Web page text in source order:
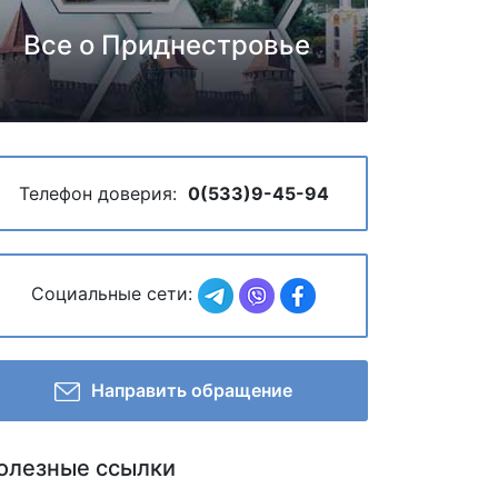
Все о Приднестровье
Телефон доверия: 0(533)9-45-94
Социальные сети:
Направить обращение
ссылки